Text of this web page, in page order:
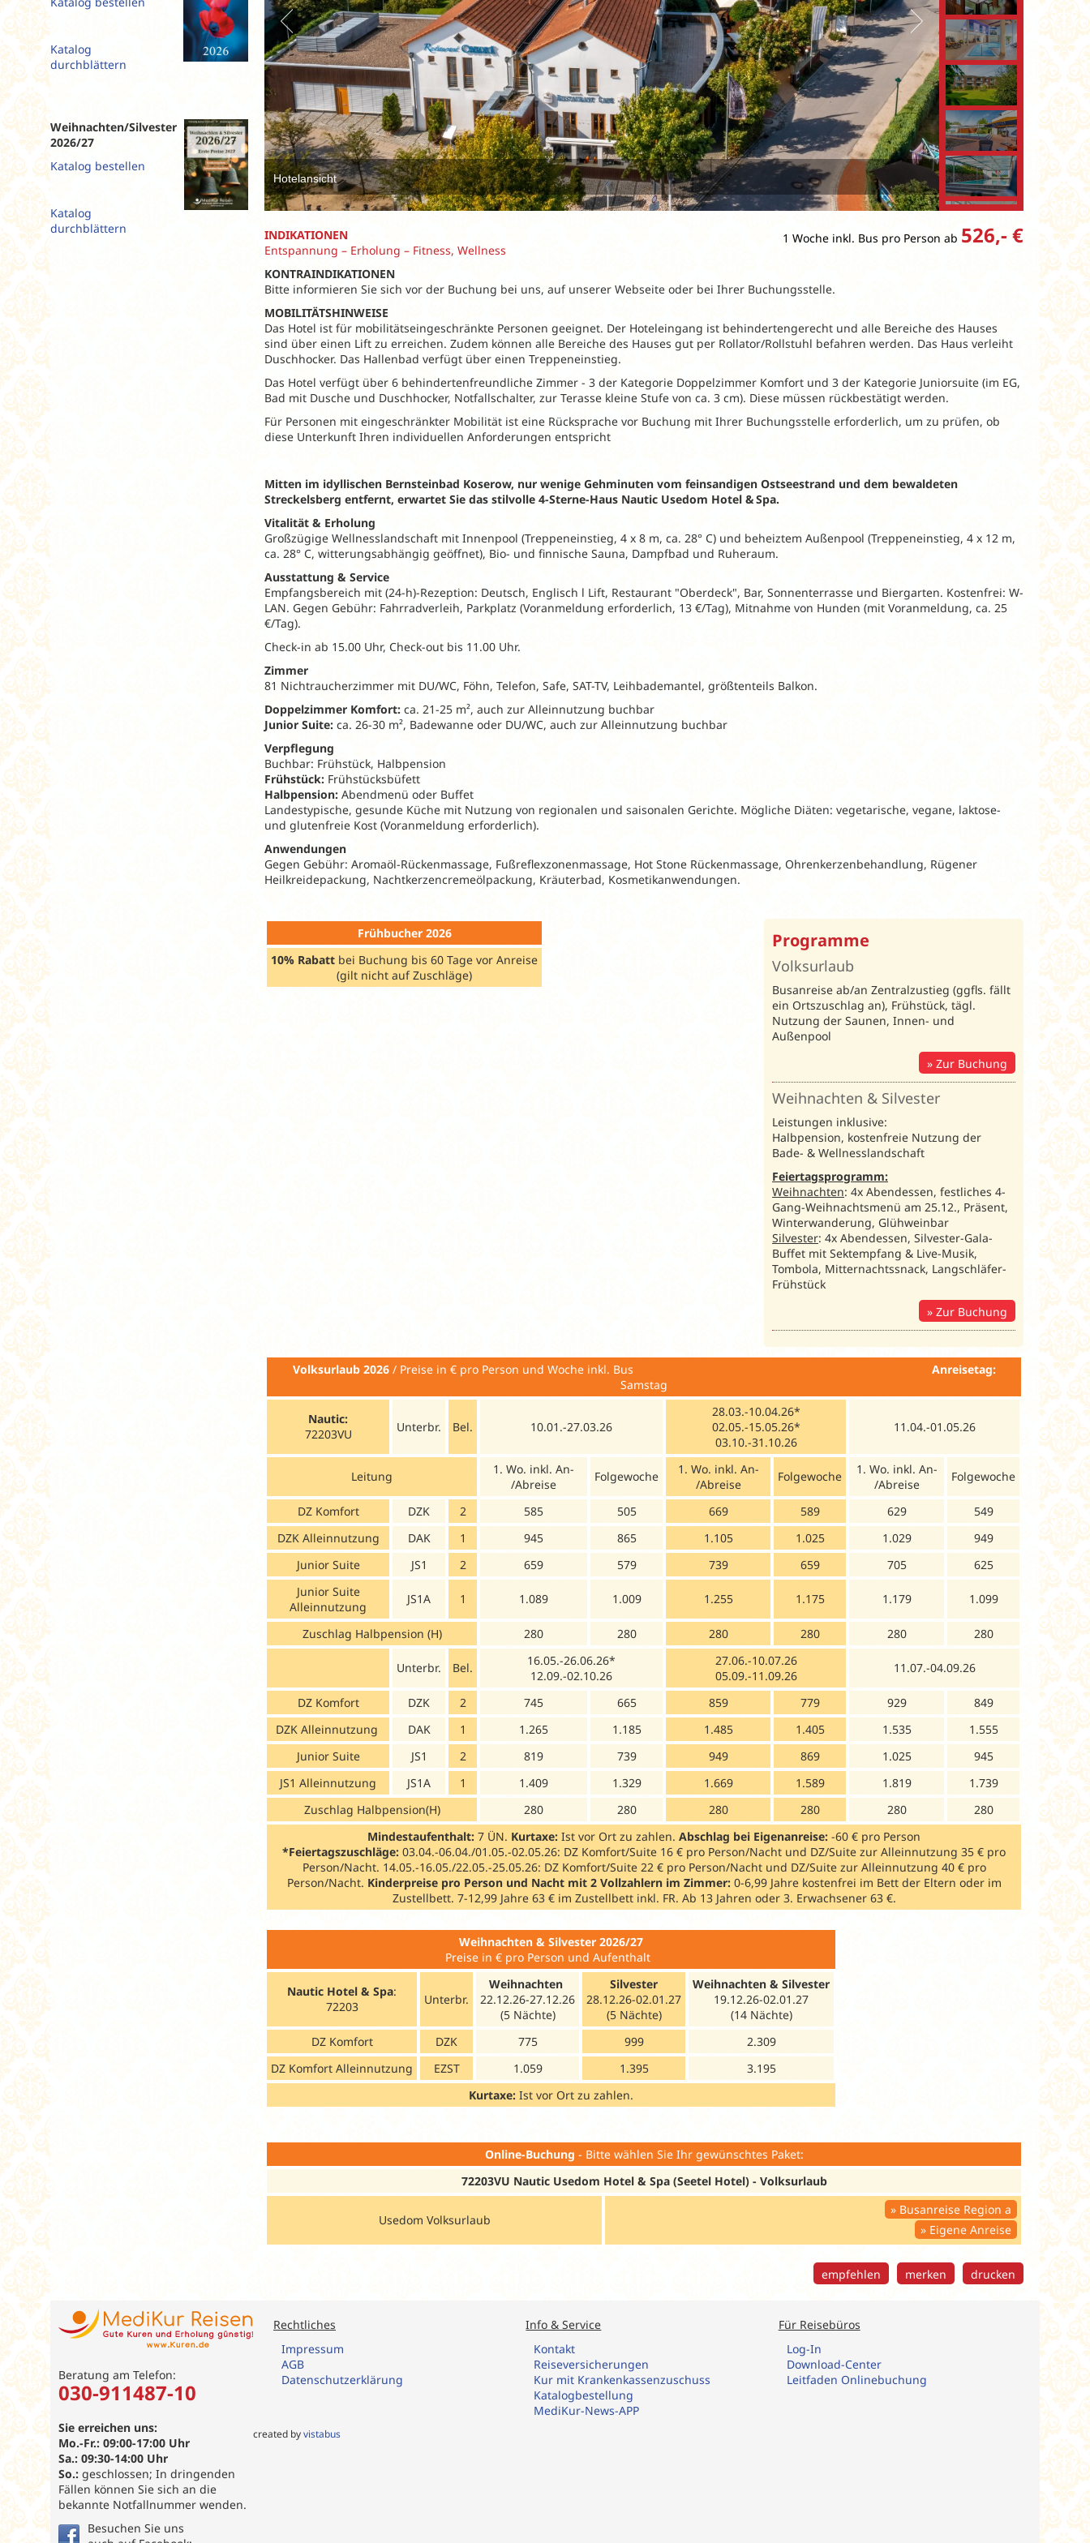
Slowenien
Spanien
Tschechien
Katalog
durchblättern
Weihnachten/Silvester
2026/27
Katalog bestellen
Katalog
durchblättern
Hotelansicht
1 Woche inkl. Bus pro Person ab 526,- €
INDIKATIONEN
Entspannung – Erholung – Fitness, Wellness
KONTRAINDIKATIONEN
Bitte informieren Sie sich vor der Buchung bei uns, auf unserer Webseite oder bei Ihrer Buchungsstelle.
MOBILITÄTSHINWEISE
Das Hotel ist für mobilitätseingeschränkte Personen geeignet. Der Hoteleingang ist behindertengerecht und alle Bereiche des Hauses
sind über einen Lift zu erreichen. Zudem können alle Bereiche des Hauses gut per Rollator/Rollstuhl befahren werden. Das Haus verleiht
Duschhocker. Das Hallenbad verfügt über einen Treppeneinstieg.
Das Hotel verfügt über 6 behindertenfreundliche Zimmer - 3 der Kategorie Doppelzimmer Komfort und 3 der Kategorie Juniorsuite (im EG,
Bad mit Dusche und Duschhocker, Notfallschalter, zur Terasse kleine Stufe von ca. 3 cm). Diese müssen rückbestätigt werden.
Für Personen mit eingeschränkter Mobilität ist eine Rücksprache vor Buchung mit Ihrer Buchungsstelle erforderlich, um zu prüfen, ob
diese Unterkunft Ihren individuellen Anforderungen entspricht
Mitten im idyllischen Bernsteinbad Koserow, nur wenige Gehminuten vom feinsandigen Ostseestrand und dem bewaldeten
Streckelsberg entfernt, erwartet Sie das stilvolle 4-Sterne-Haus Nautic Usedom Hotel & Spa.
Vitalität & Erholung
Großzügige Wellnesslandschaft mit Innenpool (Treppeneinstieg, 4 x 8 m, ca. 28° C) und beheiztem Außenpool (Treppeneinstieg, 4 x 12 m,
ca. 28° C, witterungsabhängig geöffnet), Bio- und finnische Sauna, Dampfbad und Ruheraum.
Ausstattung & Service
Empfangsbereich mit (24-h)-Rezeption: Deutsch, Englisch l Lift, Restaurant "Oberdeck", Bar, Sonnenterrasse und Biergarten. Kostenfrei: W-
LAN. Gegen Gebühr: Fahrradverleih, Parkplatz (Voranmeldung erforderlich, 13 €/Tag), Mitnahme von Hunden (mit Voranmeldung, ca. 25
€/Tag).
Check-in ab 15.00 Uhr, Check-out bis 11.00 Uhr.
Zimmer
81 Nichtraucherzimmer mit DU/WC, Föhn, Telefon, Safe, SAT-TV, Leihbademantel, größtenteils Balkon.
Doppelzimmer Komfort: ca. 21-25 m², auch zur Alleinnutzung buchbar
Junior Suite: ca. 26-30 m², Badewanne oder DU/WC, auch zur Alleinnutzung buchbar
Verpflegung
Buchbar: Frühstück, Halbpension
Frühstück: Frühstücksbüfett
Halbpension: Abendmenü oder Buffet
Landestypische, gesunde Küche mit Nutzung von regionalen und saisonalen Gerichte. Mögliche Diäten: vegetarische, vegane, laktose-
und glutenfreie Kost (Voranmeldung erforderlich).
Anwendungen
Gegen Gebühr: Aromaöl-Rückenmassage, Fußreflexzonenmassage, Hot Stone Rückenmassage, Ohrenkerzenbehandlung, Rügener
Heilkreidepackung, Nachtkerzencremeölpackung, Kräuterbad, Kosmetikanwendungen.
Programme
Volksurlaub
Busanreise ab/an Zentralzustieg (ggfls. fällt
ein Ortszuschlag an), Frühstück, tägl.
Nutzung der Saunen, Innen- und
Außenpool
Zur Buchung
Weihnachten & Silvester
Leistungen inklusive:
Halbpension, kostenfreie Nutzung der
Bade- & Wellnesslandschaft
Feiertagsprogramm:
Weihnachten: 4x Abendessen, festliches 4-
Gang-Weihnachtsmenü am 25.12., Präsent,
Winterwanderung, Glühweinbar
Silvester: 4x Abendessen, Silvester-Gala-
Buffet mit Sektempfang & Live-Musik,
Tombola, Mitternachtssnack, Langschläfer-
Frühstück
Zur Buchung
Frühbucher 2026
10% Rabatt bei Buchung bis 60 Tage vor Anreise
(gilt nicht auf Zuschläge)
Volksurlaub 2026 / Preise in € pro Person und Woche inkl. Bus Anreisetag:
Samstag
Nautic:
72203VU
Unterbr. Bel. 10.01.-27.03.26
28.03.-10.04.26*
02.05.-15.05.26*
03.10.-31.10.26
11.04.-01.05.26
Leitung
1. Wo. inkl. An-
/Abreise
Folgewoche
1. Wo. inkl. An-
/Abreise
Folgewoche
1. Wo. inkl. An-
/Abreise
Folgewoche
DZ Komfort DZK 2 585 505 669 589 629
549
DZK Alleinnutzung
DAK 1 945 865 1.105 1.025 1.029
949
Junior Suite
JS1 2 659 579 739 659 705
625
Junior Suite
Alleinnutzung
JS1A 1 1.089 1.009 1.255 1.175 1.179 1.099
Zuschlag Halbpension (H) 280 280 280 280 280 280
Unterbr. Bel.
16.05.-26.06.26*
12.09.-02.10.26
27.06.-10.07.26
05.09.-11.09.26
11.07.-04.09.26
DZ Komfort DZK 2 745 665 859 779 929
849
DZK Alleinnutzung
DAK 1 1.265 1.185 1.485 1.405 1.535
1.555
Junior Suite
JS1 2 819 739 949 869 1.025
945
JS1 Alleinnutzung
JS1A 1 1.409 1.329 1.669 1.589 1.819
1.739
Zuschlag Halbpension(H)
280 280 280 280 280
280
Mindestaufenthalt: 7 ÜN. Kurtaxe: Ist vor Ort zu zahlen. Abschlag bei Eigenanreise: -60 € pro Person
*Feiertagszuschläge: 03.04.-06.04./01.05.-02.05.26: DZ Komfort/Suite 16 € pro Person/Nacht und DZ/Suite zur Alleinnutzung 35 € pro
Person/Nacht. 14.05.-16.05./22.05.-25.05.26: DZ Komfort/Suite 22 € pro Person/Nacht und DZ/Suite zur Alleinnutzung 40 € pro
Person/Nacht. Kinderpreise pro Person und Nacht mit 2 Vollzahlern im Zimmer: 0-6,99 Jahre kostenfrei im Bett der Eltern oder im
Zustellbett. 7-12,99 Jahre 63 € im Zustellbett inkl. FR. Ab 13 Jahren oder 3. Erwachsener 63 €.
Weihnachten & Silvester 2026/27
Preise in € pro Person und Aufenthalt
Nautic Hotel & Spa:
72203
Unterbr.
Weihnachten
22.12.26-27.12.26
(5 Nächte)
Silvester
28.12.26-02.01.27
(5 Nächte)
Weihnachten & Silvester
19.12.26-02.01.27
(14 Nächte)
DZ Komfort
DZK 775 999
2.309
DZ Komfort Alleinnutzung
EZST 1.059 1.395
3.195
Kurtaxe: Ist vor Ort zu zahlen.
Online-Buchung - Bitte wählen Sie Ihr gewünschtes Paket:
72203VU Nautic Usedom Hotel & Spa (Seetel Hotel) - Volksurlaub
Usedom Volksurlaub
Busanreise Region a
Eigene Anreise
drucken
merken
empfehlen
Beratung am Telefon:
030-911487-10
Sie erreichen uns:
Mo.-Fr.: 09:00-17:00 Uhr
Sa.: 09:30-14:00 Uhr
So.: geschlossen; In dringenden
Fällen können Sie sich an die
bekannte Notfallnummer wenden.
Besuchen Sie uns
Rechtliches
Impressum
AGB
Datenschutzerklärung
Info & Service
Kontakt
Reiseversicherungen
Kur mit Krankenkassenzuschuss
Katalogbestellung
MediKur-News-APP
Für Reisebüros
Log-In
Download-Center
Leitfaden Onlinebuchung​
created byvistabus